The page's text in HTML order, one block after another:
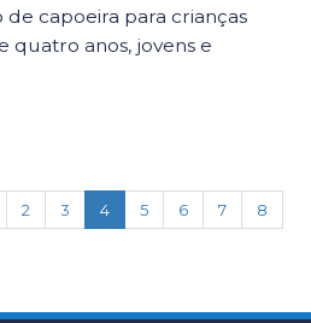
capoeira para crianças
quatro anos, jovens e
2 3 4(current)
5 6 7
8